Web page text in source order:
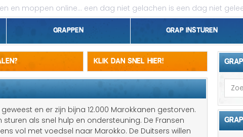
en moppen online... een dag niet gelachen is een dag niet
Grappen
Belgen grappen
Domme grappen
Grap insturen
Klik dan snel hier!
en er zijn bijna 12.000 Marokkanen gestorven.
sturen als snel hulp en ondersteuning. De Fransen
vol met voedsel naar Marokko. De Duitsers willen